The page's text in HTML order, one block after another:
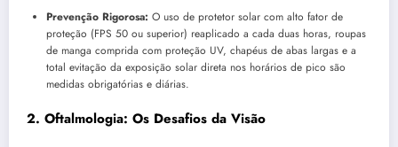
Prevenção Rigorosa: O uso de protetor solar com alto fator de
proteção (FPS 50 ou superior) reaplicado a cada duas horas, roupas
de manga comprida com proteção UV, chapéus de abas largas e a
total evitação da exposição solar direta nos horários de pico são
medidas obrigatórias e diárias.
2. Oftalmologia: Os Desafios da Visão